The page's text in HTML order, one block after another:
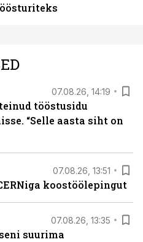
07.08.26, 14:19
tööstusidu
“Selle aasta siht on
07.08.26, 13:51
koostöölepingut
07.08.26, 13:35
suurima